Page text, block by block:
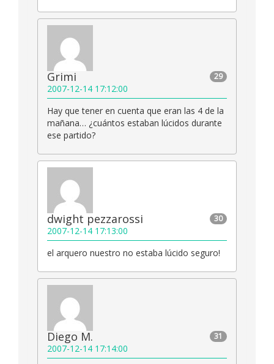
29
Grimi
2007-12-14 17:12:00
Hay que tener en cuenta que eran las 4 de la
mañana… ¿cuántos estaban lúcidos durante
ese partido?
30
dwight pezzarossi
2007-12-14 17:13:00
el arquero nuestro no estaba lúcido seguro!
31
Diego M.
2007-12-14 17:14:00